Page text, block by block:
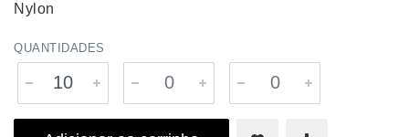
Nylon
QUANTIDADES